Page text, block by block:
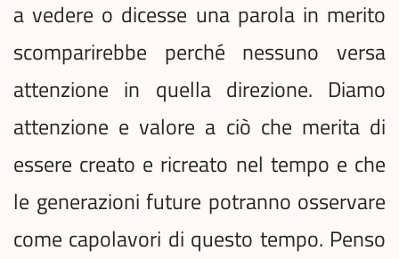
a vedere o dicesse una parola in merito
scomparirebbe perché nessuno versa
attenzione in quella direzione. Diamo
attenzione e valore a ciò che merita di
essere creato e ricreato nel tempo e che
le generazioni future potranno osservare
come capolavori di questo tempo. Penso